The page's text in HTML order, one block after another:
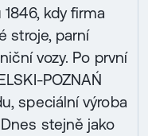
kdy firma
stroje, parní
vozy. Po první
POZNAŃ
speciální výroba
stejně jako